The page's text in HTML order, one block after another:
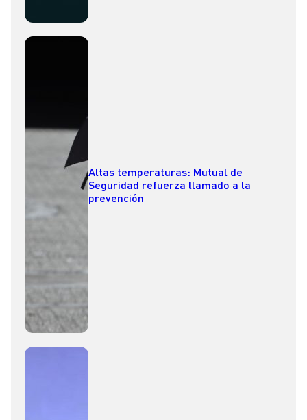
Altas temperaturas: Mutual de
Seguridad refuerza llamado a la
prevención